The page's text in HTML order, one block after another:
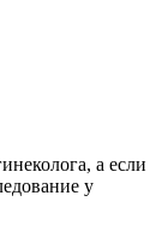
а если
у